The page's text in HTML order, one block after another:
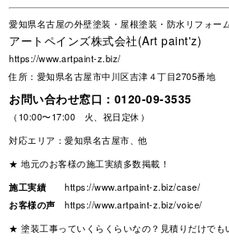
愛知県名古屋の外壁塗装・屋根塗装・防水リフォー
アートペインズ株式会社(Art paint'z)
https://www.artpaint-z.biz/
住所：愛知県名古屋市中川区吉津４丁目2705番地
お問い合わせ窓口： 0120-09-3535
（10:00〜17:00 火、祝日定休）
対応エリア：愛知県名古屋市、他
★ 地元のお客様の施工実績多数掲載！
施工実績
https://www.artpaint-z.biz/case/
お客様の声
https://www.artpaint-z.biz/voice/
★ 塗装工事っていくらくらいなの？見積りだけでも